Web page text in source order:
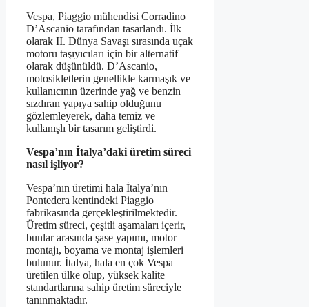
Vespa, Piaggio mühendisi Corradino
D’Ascanio tarafından tasarlandı. İlk
olarak II. Dünya Savaşı sırasında uçak
motoru taşıyıcıları için bir alternatif
olarak düşünüldü. D’Ascanio,
motosikletlerin genellikle karmaşık ve
kullanıcının üzerinde yağ ve benzin
sızdıran yapıya sahip olduğunu
gözlemleyerek, daha temiz ve
kullanışlı bir tasarım geliştirdi.
Vespa’nın İtalya’daki üretim süreci
nasıl işliyor?
Vespa’nın üretimi hala İtalya’nın
Pontedera kentindeki Piaggio
fabrikasında gerçekleştirilmektedir.
Üretim süreci, çeşitli aşamaları içerir,
bunlar arasında şase yapımı, motor
montajı, boyama ve montaj işlemleri
bulunur. İtalya, hala en çok Vespa
üretilen ülke olup, yüksek kalite
standartlarına sahip üretim süreciyle
tanınmaktadır.